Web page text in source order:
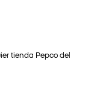
tienda Pepco del